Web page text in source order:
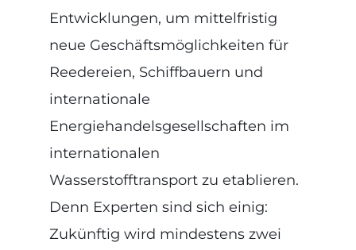
Entwicklungen, um mittelfristig
neue Geschäftsmöglichkeiten für
Reedereien, Schiffbauern und
internationale
Energiehandelsgesellschaften im
internationalen
Wasserstofftransport zu etablieren.
Denn Experten sind sich einig:
Zukünftig wird mindestens zwei